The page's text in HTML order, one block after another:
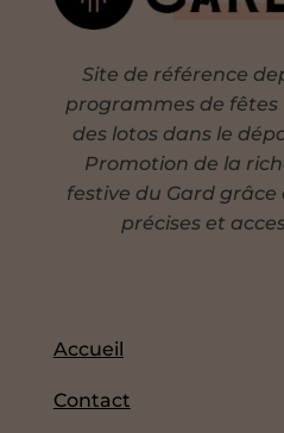
Site de référence
programmes de fêtes
des lotos dans le
Promotion de la
festive du Gard
précises et
Accueil
Contact